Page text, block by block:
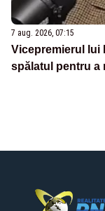
7 aug. 2026, 07:15
Vicepremierul lui
spălatul pentru a